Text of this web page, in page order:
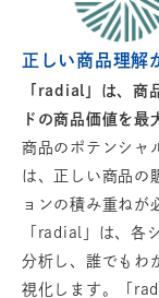
正しい商品理解
「radial」は、商
ドの商品価値を最
商品のポテンシャ
は、正しい商品の
ョンの積み重ねが
「radial」は、各
分析し、誰でもわ
視化します。「